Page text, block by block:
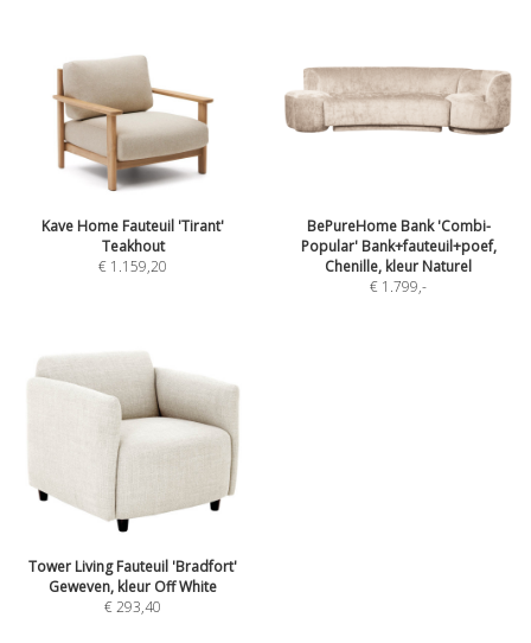
Kave Home Fauteuil 'Tirant'
Teakhout
€ 1.159,20
BePureHome Bank 'Combi-
Popular' Bank+fauteuil+poef,
Chenille, kleur Naturel
€ 1.799,-
Tower Living Fauteuil 'Bradfort'
Geweven, kleur Off White
€ 293,40